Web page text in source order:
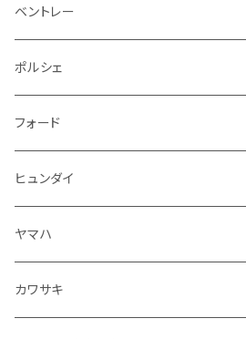
ステアリングホイールカバー
修理ツール
運転席周り
アームレスト
ドア回り
ホーン
キーホルダー
収納用品
灰皿・ゴミ箱
インテリアパネル
その他
ケーブル系
排気系
ガスケット
通信系
吸気系
エアフィルター
その他
冷却系
ラジエーター
その他
シフトノブ
運転席周り
ドア回り
アームレスト
ライト系
ウインカー
トランクマット
フロアマット
ベントレー
フロアマット
外装
グリル
ポルシェ
フロアマット
その他
フォード
フロアマット
ダッシュボード
ドア回り
ヒュンダイ
フロアマット
ヤマハ
電装系
カワサキ